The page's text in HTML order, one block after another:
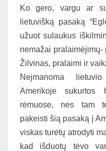
Ko gero, vargu ar
lietuvišką pasaką
užuot sulaukus
nemažai
Žilvinas, pralaimi ir
Neįmanoma
Amerikoje sukurtos
rėmuose, nes tam
pakeisti šią pasaką į
viskas turėtų atrodyti
kad išduotų tėvo